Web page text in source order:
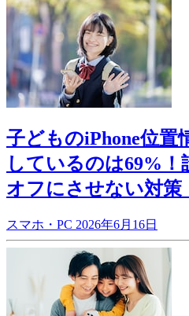
子どものiPhone位置
しているのは69%！
オフにさせない対策
スマホ・PC 2026年6月16日